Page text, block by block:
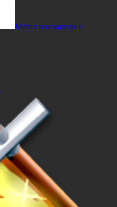
Металлоискатели и